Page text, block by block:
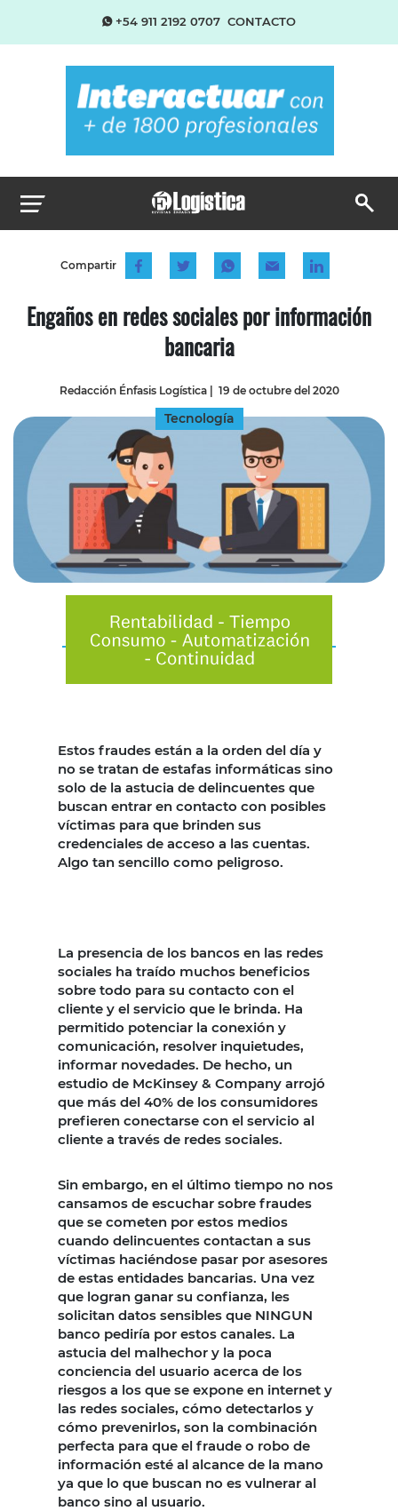
+54 911 2192 0707 CONTACTO
Compartir
Engaños en redes sociales por información
bancaria
Redacción Énfasis Logística| 19 de octubre del 2020
Tecnología
Estos fraudes están a la orden del día y
no se tratan de estafas informáticas sino
solo de la astucia de delincuentes que
buscan entrar en contacto con posibles
víctimas para que brinden sus
credenciales de acceso a las cuentas.
Algo tan sencillo como peligroso.
La presencia de los bancos en las redes
sociales ha traído muchos beneficios
sobre todo para su contacto con el
cliente y el servicio que le brinda. Ha
permitido potenciar la conexión y
comunicación, resolver inquietudes,
informar novedades. De hecho, un
estudio de McKinsey & Company arrojó
que más del 40% de los consumidores
prefieren conectarse con el servicio al
cliente a través de redes sociales.
Sin embargo, en el último tiempo no nos
cansamos de escuchar sobre fraudes
que se cometen por estos medios
cuando delincuentes contactan a sus
víctimas haciéndose pasar por asesores
de estas entidades bancarias. Una vez
que logran ganar su confianza, les
solicitan datos sensibles que NINGUN
banco pediría por estos canales. La
astucia del malhechor y la poca
conciencia del usuario acerca de los
riesgos a los que se expone en internet y
las redes sociales, cómo detectarlos y
cómo prevenirlos, son la combinación
perfecta para que el fraude o robo de
información esté al alcance de la mano
ya que lo que buscan no es vulnerar al
banco sino al usuario.